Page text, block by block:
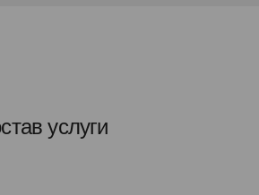
услуги